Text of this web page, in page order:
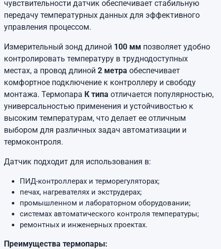
чувствительности датчик обеспечивает стабильную
передачу температурных данных для эффективного
управления процессом.
Измерительный зонд длиной 100 мм позволяет удобно
контролировать температуру в труднодоступных
местах, а провод длиной 2 метра обеспечивает
комфортное подключение к контроллеру и свободу
монтажа. Термопара К типа отличается популярностью,
универсальностью применения и устойчивостью к
высоким температурам, что делает ее отличным
выбором для различных задач автоматизации и
термоконтроля.
Датчик подходит для использования в:
ПИД-контроллерах и терморегуляторах;
печах, нагревателях и экструдерах;
промышленном и лабораторном оборудовании;
системах автоматического контроля температуры;
ремонтных и инженерных проектах.
Преимущества термопары: